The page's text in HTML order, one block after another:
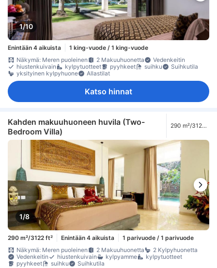
1/10
Enintään 4 aikuista
1 king-vuode / 1 king-vuode
Näkymä: Meren puoleinen
2 Makuuhuonetta
Vedenkeitin
hiustenkuivain
kylpytuotteet pyyhkeet suihku
Suihkutila
yksityinen kylpyhuone
Allastilat
Katso hinnat
Kahden makuuhuoneen huvila (Two-
Bedroom Villa)
290 m²/3122
1/8
290 m²/3122 ft² Enintään 4 aikuista
1 parivuode / 1 parivuode
Näkymä: Meren puoleinen
2 Makuuhuonetta
2 Kylpyhuonetta
Vedenkeitin
hiustenkuivain kylpyamme
kylpytuotteet
pyyhkeet
suihku Suihkutila